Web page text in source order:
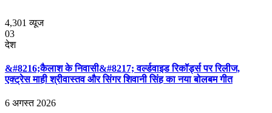
4,301 व्यूज
03
देश
&#8216;कैलाश के निवासी&#8217; वर्ल्डवाइड रिकॉर्ड्स पर रिलीज,
एक्ट्रेस माही श्रीवास्तव और सिंगर शिवानी सिंह का नया बोलबम गीत
6 अगस्त 2026